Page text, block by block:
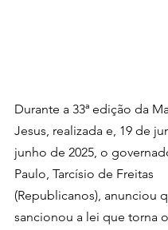
Durante a 33ª edição da
Jesus, realizada e, 19 de
junho de 2025, o
Paulo, Tarcísio de Freitas
(Republicanos), anunciou
sancionou a lei que torna